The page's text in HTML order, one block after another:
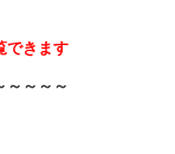
できます
～～～～